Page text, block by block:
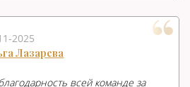
2025
Лазарева
всей команде за